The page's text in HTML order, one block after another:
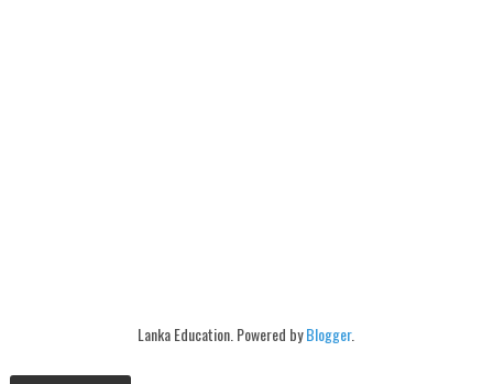
Lanka Education. Powered byBlogger.